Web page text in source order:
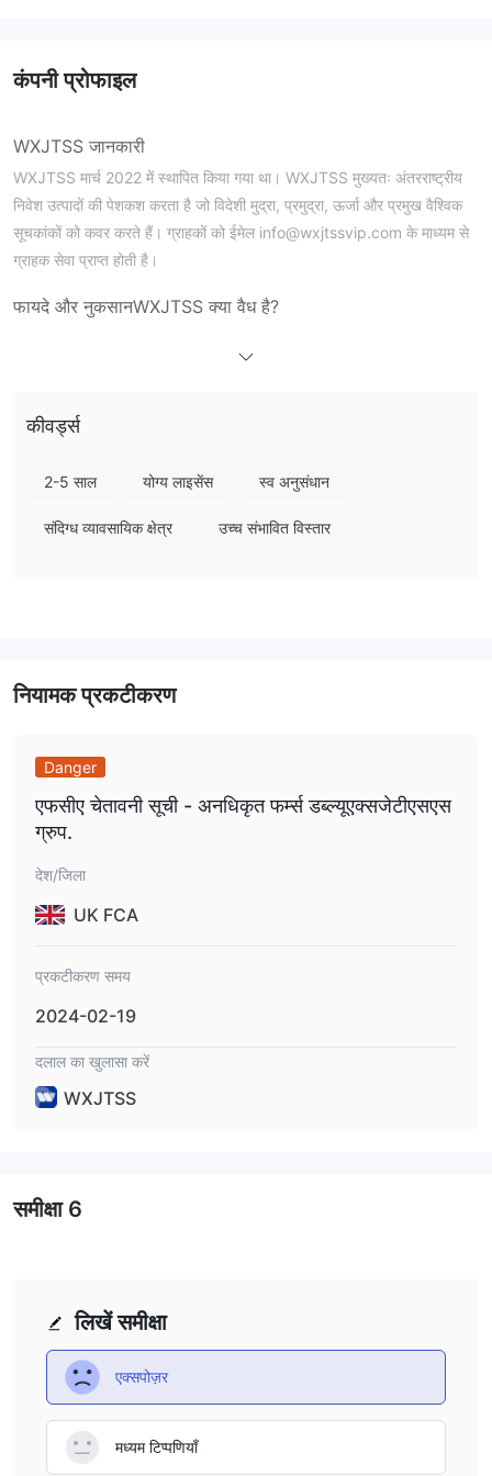
कंपनी प्रोफाइल
WXJTSS जानकारी
WXJTSS मार्च 2022 में स्थापित किया गया था। WXJTSS मुख्यतः अंतरराष्ट्रीय
निवेश उत्पादों की पेशकश करता है जो विदेशी मुद्रा, प्रमुद्रा, ऊर्जा और प्रमुख वैश्विक
सूचकांकों को कवर करते हैं। ग्राहकों को ईमेल info@wxjtssvip.com के माध्यम से
ग्राहक सेवा प्राप्त होती है।
फायदे और नुकसानWXJTSS क्या वैध है?
WXJTSS ट्रेडरों को
क्रिप्टोकरेंसी
लीवरेज
WXJTSS 1:400 तक लीवरेज प्रदान करता है।
कीवर्ड्स
2-5 साल योग्य लाइसेंस स्व अनुसंधान
संदिग्ध व्यावसायिक क्षेत्र उच्च संभावित विस्तार
नियामक प्रकटीकरण
Danger
एफसीए चेतावनी सूची - अनधिकृत फर्म्स डब्ल्यूएक्सजेटीएसएस
ग्रुप.
देश/जिला
UK FCA
प्रकटीकरण समय
2024-02-19
दलाल का खुलासा करें
WXJTSS
लिखें समीक्षा
एक्सपोज़र
मध्यम टिप्पणियाँ
समीक्षा6